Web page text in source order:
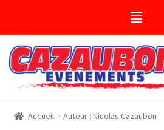
Accueil Auteur : Nicolas Cazaubon